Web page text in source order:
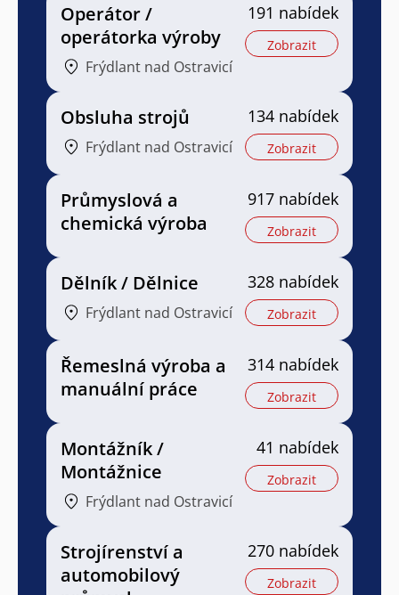
Operátor /
operátorka výroby
Frýdlant nad Ostravicí
191 nabídek
Zobrazit
Obsluha strojů
Frýdlant nad Ostravicí
134 nabídek
Zobrazit
Průmyslová a
chemická výroba
917 nabídek
Zobrazit
Dělník / Dělnice
Frýdlant nad Ostravicí
328 nabídek
Zobrazit
Řemeslná výroba a
manuální práce
314 nabídek
Zobrazit
Montážník /
Montážnice
Frýdlant nad Ostravicí
41 nabídek
Zobrazit
Strojírenství a
automobilový
270 nabídek
Zobrazit